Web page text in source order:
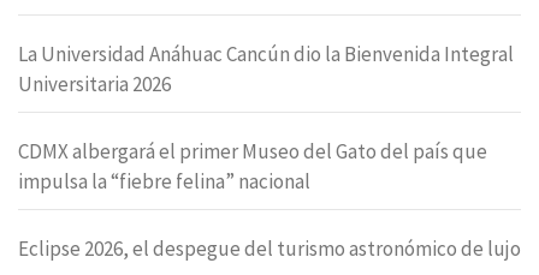
La Universidad Anáhuac Cancún dio la Bienvenida Integral
Universitaria 2026
CDMX albergará el primer Museo del Gato del país que
impulsa la “fiebre felina” nacional
Eclipse 2026, el despegue del turismo astronómico de lujo